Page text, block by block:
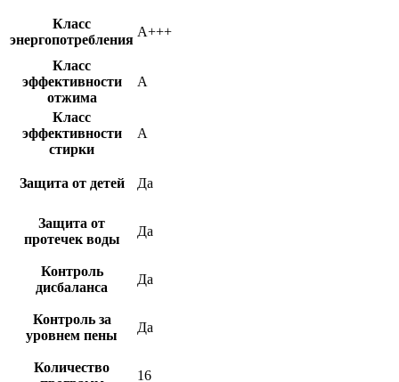
Класс
энергопотребления
A+++
Класс
эффективности
отжима
A
Класс
эффективности
стирки
A
Защита от детей Да
Защита от
протечек воды
Да
Контроль
дисбаланса
Да
Контроль за
уровнем пены
Да
Количество
16